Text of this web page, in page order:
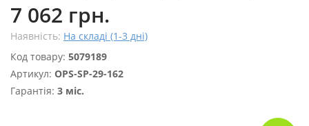
7 062 грн.
Наявність: На складі (1-3 дні)
Код товару: 5079189
Артикул: OPS-SP-29-162
Гарантія: 3 міс.